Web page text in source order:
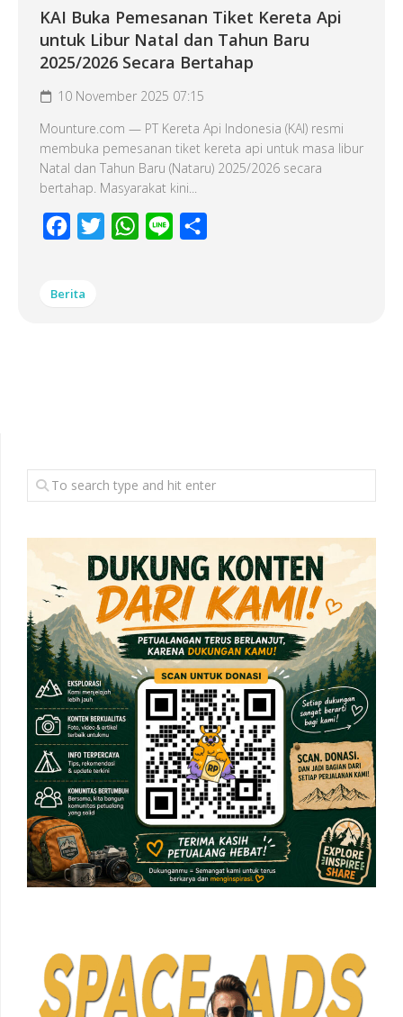
KAI Buka Pemesanan Tiket Kereta Api
untuk Libur Natal dan Tahun Baru
2025/2026 Secara Bertahap
10 November 2025 07:15
Mounture.com — PT Kereta Api Indonesia (KAI) resmi
membuka pemesanan tiket kereta api untuk masa libur
Natal dan Tahun Baru (Nataru) 2025/2026 secara
bertahap. Masyarakat kini...
Facebook
Twitter WhatsApp
Line
Berita